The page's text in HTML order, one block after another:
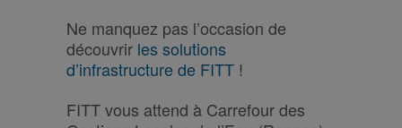
Ne manquez pas l’occasion de
découvrir les solutions
d’infrastructure de FITT !
FITT vous attend à Carrefour des